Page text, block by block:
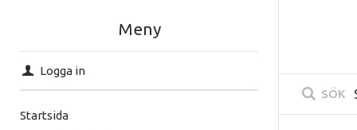
Meny
Logga in
Startsida
SÖK